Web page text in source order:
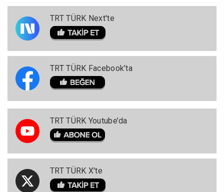
TRT TÜRK Next'te
TRT TÜRK Facebook’ta
TRT TÜRK Youtube’da
TRT TÜRK X'te